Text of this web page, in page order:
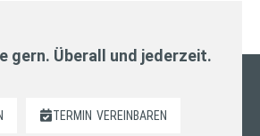
gern. Überall und jederzeit.
TERMIN VEREINBAREN